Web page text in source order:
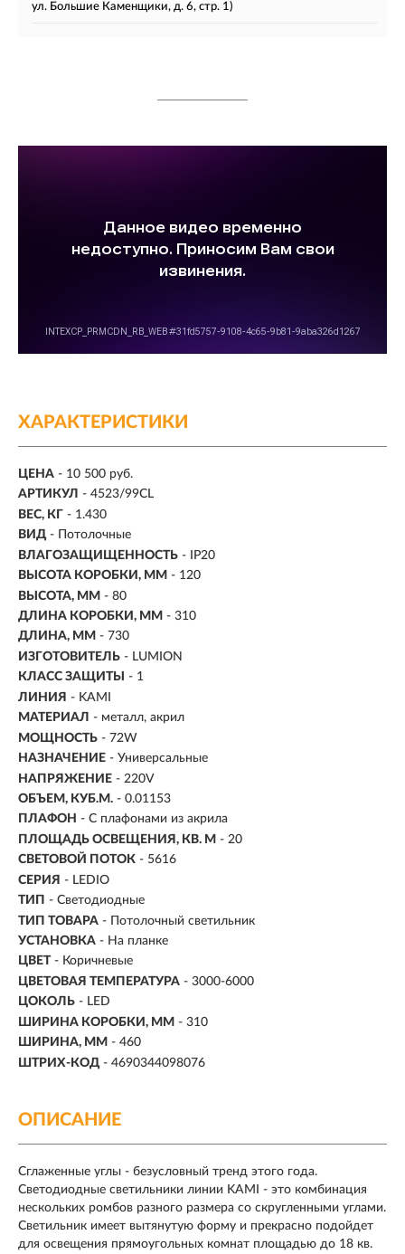
ул. Большие Каменщики, д. 6, стр. 1)
ХАРАКТЕРИСТИКИ
ЦЕНА - 10 500 руб.
АРТИКУЛ - 4523/99CL
ВЕС, КГ - 1.430
ВИД - Потолочные
ВЛАГОЗАЩИЩЕННОСТЬ - IP20
ВЫСОТА КОРОБКИ, ММ - 120
ВЫСОТА, ММ - 80
ДЛИНА КОРОБКИ, ММ - 310
ДЛИНА, ММ - 730
ИЗГОТОВИТЕЛЬ - LUMION
КЛАСС ЗАЩИТЫ
- 1
ЛИНИЯ - KAMI
МАТЕРИАЛ - металл, акрил
МОЩНОСТЬ - 72W
НАЗНАЧЕНИЕ - Универсальные
НАПРЯЖЕНИЕ - 220V
ОБЪЕМ, КУБ.М. - 0.01153
ПЛАФОН - С плафонами из акрила
ПЛОЩАДЬ ОСВЕЩЕНИЯ, КВ. М - 20
СВЕТОВОЙ ПОТОК - 5616
СЕРИЯ - LEDIO
ТИП - Светодиодные
ТИП ТОВАРА - Потолочный светильник
УСТАНОВКА - На планке
ЦВЕТ - Коричневые
ЦВЕТОВАЯ ТЕМПЕРАТУРА - 3000-6000
ЦОКОЛЬ - LED
ШИРИНА КОРОБКИ, ММ - 310
ШИРИНА, ММ - 460
ШТРИХ-КОД - 4690344098076
ОПИСАНИЕ
Сглаженные углы - безусловный тренд этого года.
Светодиодные светильники линии KAMI - это комбинация
нескольких ромбов разного размера со скругленными углами.
Светильник имеет вытянутую форму и прекрасно подойдет
для освещения прямоугольных комнат площадью до 18 кв.